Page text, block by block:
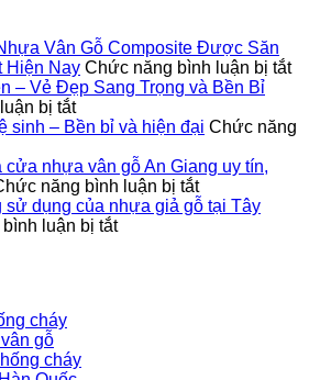
Vân Gỗ Composite Được Săn
Hiện Nay Chức năng bình luận bị tắtở
– Vẻ Đẹp Sang Trọng và Bền Bỉ
bị tắtở
Cửa
Tự
Nhiên
–
Vẻ
sinh – Bền bỉ và hiện đại Chức năng
cửa nhựa vân gỗ An Giang uy tín,
năng bình luận bị tắtở
6
sử dụng của nhựa giả gỗ tại Tây
luận bị tắtở
cháy
gỗ
cháy